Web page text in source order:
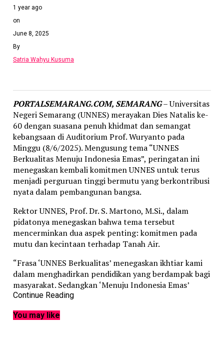
1 year ago
on
June 8, 2025
By
Satria Wahyu Kusuma
PORTALSEMARANG.COM, SEMARANG– Universitas
Negeri Semarang (UNNES) merayakan Dies Natalis ke-
60 dengan suasana penuh khidmat dan semangat
kebangsaan di Auditorium Prof. Wuryanto pada
Minggu (8/6/2025). Mengusung tema “UNNES
Berkualitas Menuju Indonesia Emas”, peringatan ini
menegaskan kembali komitmen UNNES untuk terus
menjadi perguruan tinggi bermutu yang berkontribusi
nyata dalam pembangunan bangsa.
Rektor UNNES, Prof. Dr. S. Martono, M.Si., dalam
pidatonya menegaskan bahwa tema tersebut
mencerminkan dua aspek penting: komitmen pada
mutu dan kecintaan terhadap Tanah Air.
“Frasa ‘UNNES Berkualitas’ menegaskan ikhtiar kami
dalam menghadirkan pendidikan yang berdampak bagi
masyarakat. Sedangkan ‘Menuju Indonesia Emas’
adalah bentuk partisipasi aktif UNNES dalam
Continue Reading
You may like